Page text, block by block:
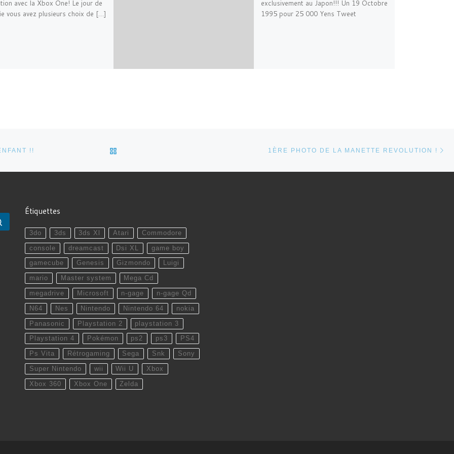
avec la Xbox One! Le jour de
vous avez plusieurs choix de […]
exclusivement au Japon!!! Un 19 Octobre
1995 pour 25 000 Yens Tweet
!! 1ÈRE PHOTO DE LA MANETTE REVOLUTION !
Étiquettes
3do 3ds 3ds Xl Atari Commodore
console dreamcast Dsi XL game boy
gamecube Genesis Gizmondo Luigi
mario Master system Mega Cd
megadrive Microsoft n-gage n-gage Qd
N64 Nes Nintendo Nintendo 64 nokia
Panasonic Playstation 2 playstation 3
Playstation 4 Pokémon ps2 ps3 PS4
Ps Vita Rétrogaming Sega Snk Sony
Super Nintendo wii Wii U Xbox
Xbox 360 Xbox One Zelda